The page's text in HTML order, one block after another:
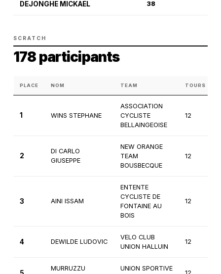
DEJONGHE MICKAEL 38
SCRATCH
178 participants
PLACE NOM TEAM TOURS
1 WINS STEPHANE
ASSOCIATION
CYCLISTE
BELLAINGEOISE
12
2
DI CARLO
GIUSEPPE
NEW ORANGE
TEAM
BOUSBECQUE
12
3 AINI ISSAM
ENTENTE
CYCLISTE DE
FONTAINE AU
BOIS
12
4 DEWILDE LUDOVIC
VELO CLUB
UNION HALLUIN
12
MURRUZZU
UNION SPORTIVE